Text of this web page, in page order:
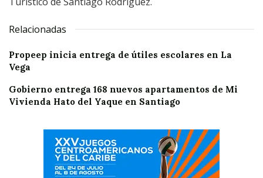
Relacionadas
Propeep inicia entrega de útiles escolares en La
Vega
Gobierno entrega 168 nuevos apartamentos de Mi
Vivienda Hato del Yaque en Santiago